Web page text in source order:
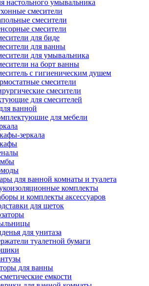
настольного умывальника
смесители
смесители
смесители
для биде
для ванны
для умывальника
на борт ванны
с гигиеническим душем
смесители
смесители
для смесителей
ванной
для мебели
зеркала
для ванной комнаты и туалета
комплекты
и комплекты аксессуаров
для щеток
для унитаза
туалетной бумаги
для ванны
емкости